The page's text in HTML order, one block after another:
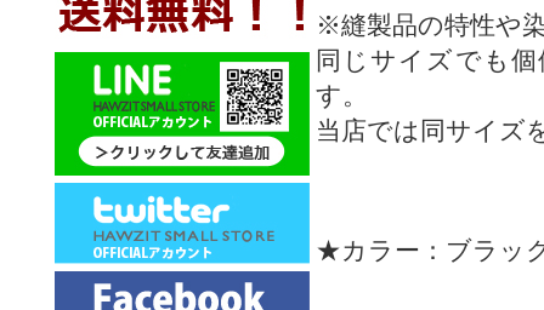
※縫製品の特性や
同じサイズでも
す。
当店では同サイズ
★カラー：ブラッ